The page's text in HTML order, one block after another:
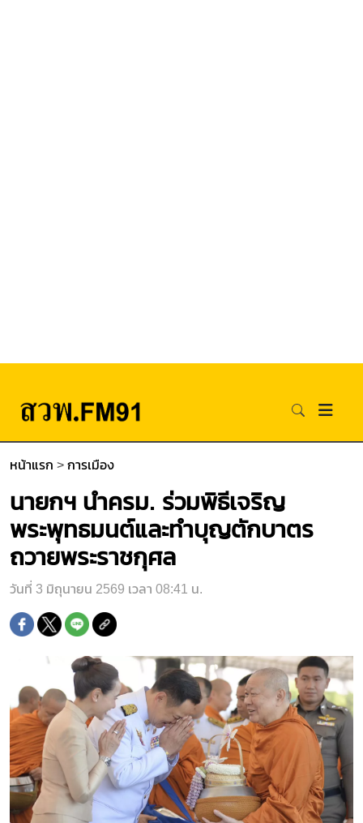
หน้าแรก > การเมือง
นายกฯ นำครม. ร่วมพิธีเจริญ
พระพุทธมนต์และทำบุญตักบาตร
ถวายพระราชกุศล
วันที่ 3 มิถุนายน 2569 เวลา 08:41 น.